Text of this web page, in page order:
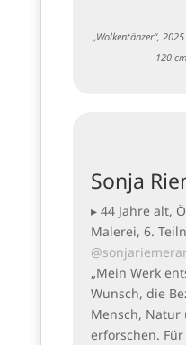
„Wolkentänzer“,
120
Sonja
▸ 44 Jahre alt,
Malerei, 6.
„Mein Werk
Wunsch, die
Mensch, Natur
erforschen.